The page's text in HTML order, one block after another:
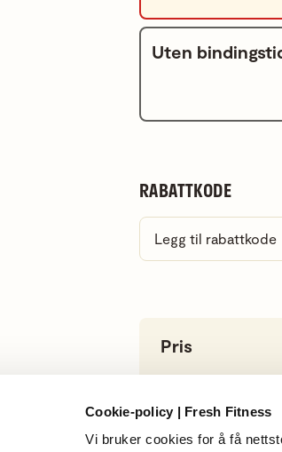
Cookie-policy | Fresh Fitness
Vi bruker cookies for å få
Uten
RABATTKODE
Legg til rabattkode
Pris